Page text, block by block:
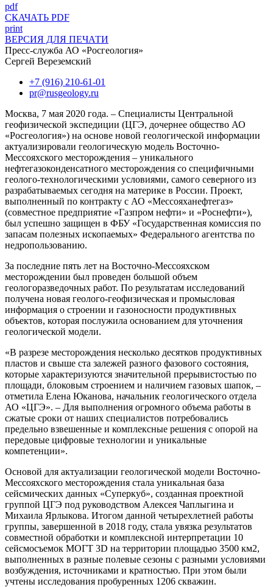
pdf
СКАЧАТЬ PDF
print
ВЕРСИЯ ДЛЯ ПЕЧАТИ
Пресс-служба АО «Росгеология»
Сергей Вереземский
+7 (916) 210-61-01
pr@rusgeology.ru
Москва, 7 мая 2020 года. – Специалисты Центральной
геофизической экспедиции (ЦГЭ, дочернее общество АО
«Росгеология») на основе новой геологической информации
актуализировали геологическую модель Восточно-
Мессояхского месторождения – уникального
нефтегазоконденсатного месторождения со специфичными
геолого-технологическими условиями, самого северного из
разрабатываемых сегодня на материке в России. Проект,
выполненный по контракту с АО «Мессояханефтегаз»
(совместное предприятие «Газпром нефти» и «Роснефти»),
был успешно защищен в ФБУ «Государственная комиссия по
запасам полезных ископаемых» Федерального агентства по
недропользованию.
За последние пять лет на Восточно-Мессояхском
месторождении был проведен большой объем
геологоразведочных работ. По результатам исследований
получена новая геолого-геофизическая и промысловая
информация о строении и газоносности продуктивных
объектов, которая послужила основанием для уточнения
геологической модели.
«В разрезе месторождения несколько десятков продуктивных
пластов и свыше ста залежей разного фазового состояния,
которые характеризуются значительной прерывистостью по
площади, блоковым строением и наличием газовых шапок, –
отметила Елена Юканова, начальник геологического отдела
АО «ЦГЭ». – Для выполнения огромного объема работы в
сжатые сроки от наших специалистов потребовались
предельно взвешенные и комплексные решения с опорой на
передовые цифровые технологии и уникальные
компетенции».
Основой для актуализации геологической модели Восточно-
Мессояхского месторождения стала уникальная база
сейсмических данных «Суперкуб», созданная проектной
группой ЦГЭ под руководством Алексея Чаплыгина и
Михаила Ярлыкова. Итогом данной четырехлетней работы
группы, завершенной в 2018 году, стала увязка результатов
совместной обработки и комплексной интерпретации 10
сейсмосъемок МОГТ 3D на территории площадью 3500 км2,
выполненных в разные полевые сезоны с разными условиями
возбуждения, источниками и кратностью. При этом были
учтены исследования пробуренных 1206 скважин.